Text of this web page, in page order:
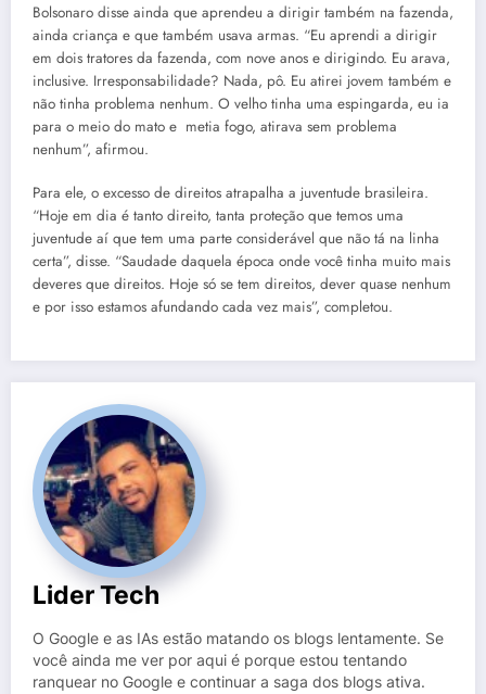
Bolsonaro disse ainda que aprendeu a dirigir também na fazenda,
ainda criança e que também usava armas. “Eu aprendi a dirigir
em dois tratores da fazenda, com nove anos e dirigindo. Eu arava,
inclusive. Irresponsabilidade? Nada, pô. Eu atirei jovem também e
não tinha problema nenhum. O velho tinha uma espingarda, eu ia
para o meio do mato e metia fogo, atirava sem problema
nenhum”, afirmou.
Para ele, o excesso de direitos atrapalha a juventude brasileira.
“Hoje em dia é tanto direito, tanta proteção que temos uma
juventude aí que tem uma parte considerável que não tá na linha
certa”, disse. “Saudade daquela época onde você tinha muito mais
deveres que direitos. Hoje só se tem direitos, dever quase nenhum
e por isso estamos afundando cada vez mais”, completou.
Lider Tech
O Google e as IAs estão matando os blogs lentamente. Se
você ainda me ver por aqui é porque estou tentando
ranquear no Google e continuar a saga dos blogs ativa.